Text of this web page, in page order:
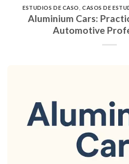
ESTUDIOS DE CASO ,CASOS DE
Aluminium Cars:
Automotive